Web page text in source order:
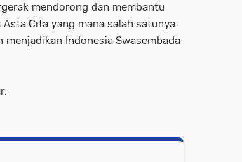
mendorong dan membantu
Cita yang mana salah satunya
Indonesia Swasembada